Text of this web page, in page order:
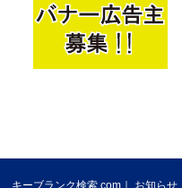
キーブランク検索.com お知らせ